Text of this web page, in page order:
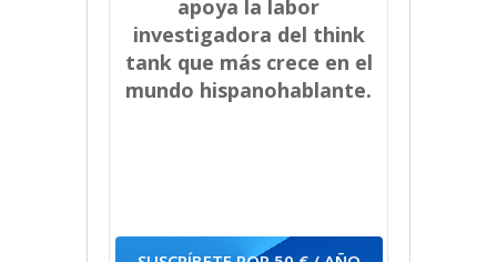
apoya la labor
investigadora del think
tank que más crece en el
mundo hispanohablante.